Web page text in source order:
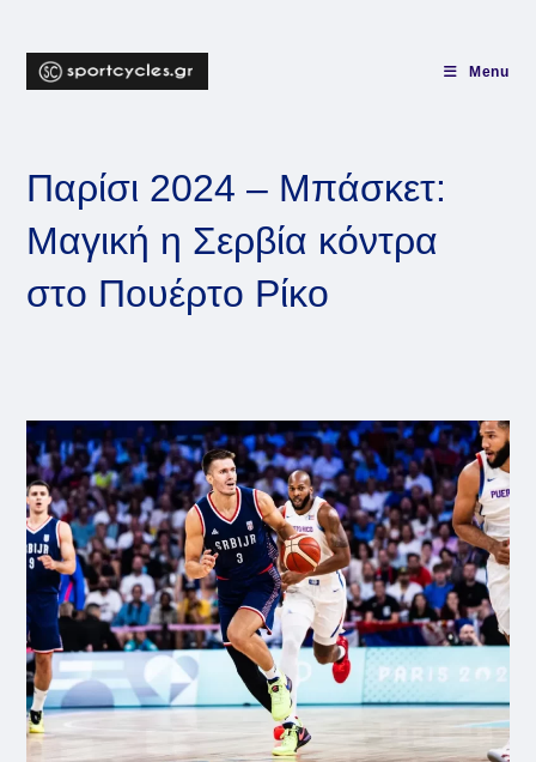
content
Menu
Παρίσι 2024 – Μπάσκετ:
Μαγική η Σερβία κόντρα
στο Πουέρτο Ρίκο